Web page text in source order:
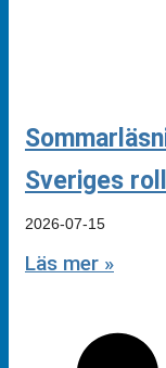
Sveriges
2026-07-15
Läs mer »